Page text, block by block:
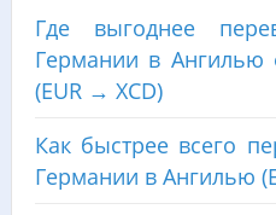
Где выгоднее
Германии в Ангилью
(EUR → XCD)
Как быстрее всего
Германии в Ангилью